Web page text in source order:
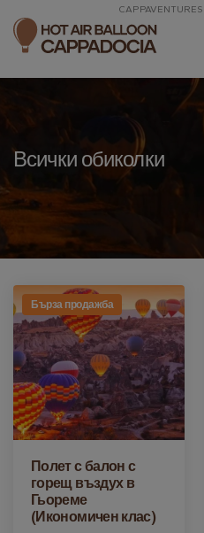
Всички обиколки
Бърза продажба
Полет с балон с
горещ въздух в
Гьореме
(Икономичен клас)